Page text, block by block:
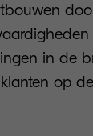
in de
op